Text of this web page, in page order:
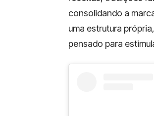
consolidando a
uma estrutura
pensado para